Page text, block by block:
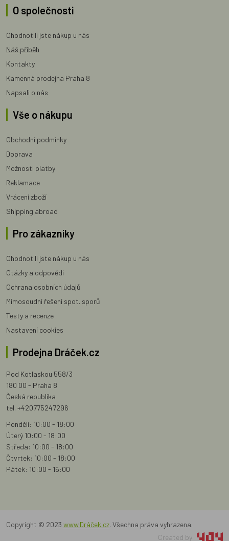
O společnosti
Ohodnotili jste nákup u nás
Náš příběh
Kontakty
Kamenná prodejna Praha 8
Napsali o nás
Vše o nákupu
Obchodní podmínky
Doprava
Možnosti platby
Reklamace
Vrácení zboží
Shipping abroad
Pro zákazníky
Ohodnotili jste nákup u nás
Otázky a odpovědi
Ochrana osobních údajů
Mimosoudní řešení spot. sporů
Testy a recenze
Nastavení cookies
Prodejna Dráček.cz
Pod Kotlaskou 558/3
180 00 - Praha 8
Česká republika
tel. +420775247296
Pondělí: 10:00 - 18:00
Úterý 10:00 - 18:00
Středa: 10:00 - 18:00
Čtvrtek: 10:00 - 18:00
Pátek: 10:00 - 16:00
Copyright © 2023 www.Dráček.cz. Všechna práva vyhrazena.
Created by